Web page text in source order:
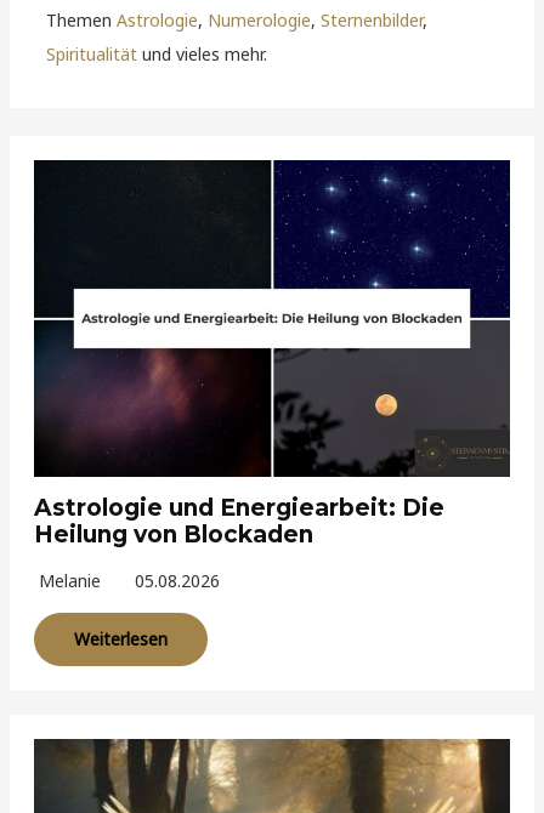
ThemenAstrologie, Numerologie,Sternenbilder,
Spiritualität und vieles mehr.
Astrologie und Energiearbeit: Die
Heilung von Blockaden
Melanie 05.08.2026
Weiterlesen